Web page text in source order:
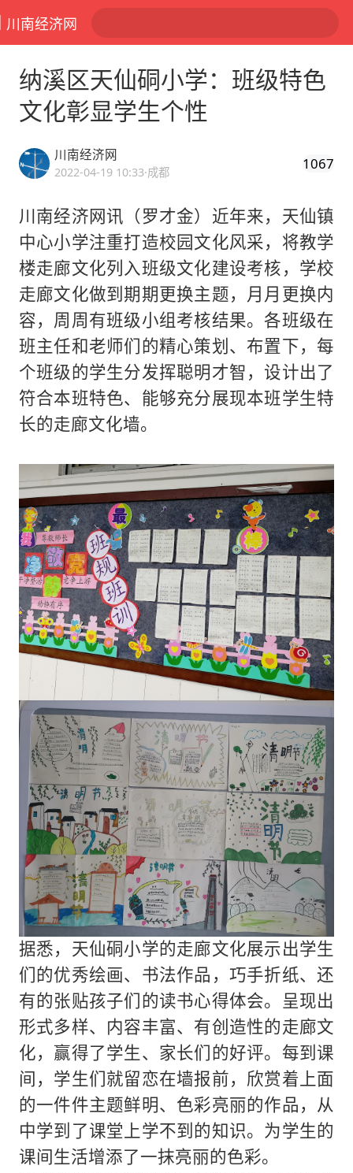
川南经济网
纳溪区天仙硐小学：班级特色
文化彰显学生个性
川南经济网
2022-04-19 10:33·成都 1067
川南经济网讯（罗才金） 近年来，天仙镇
中心小学注重打造校园文化风采，将教学
楼走廊文化列入班级文化建设考核，学校
走廊文化做到期期更换主题，月月更换内
容，周周有班级小组考核结果。各班级在
班主任和老师们的精心策划、布置下，每
个班级的学生分发挥聪明才智，设计出了
符合本班特色、能够充分展现本班学生特
长的走廊文化墙。
据悉，天仙硐小学的走廊文化展示出学生
们的优秀绘画、书法作品，巧手折纸、还
有的张贴孩子们的读书心得体会。呈现出
形式多样、内容丰富、有创造性的走廊文
化，赢得了学生、家长们的好评。每到课
间，学生们就留恋在墙报前，欣赏着上面
的一件件主题鲜明、色彩亮丽的作品，从
中学到了课堂上学不到的知识。为学生的
课间生活增添了一抹亮丽的色彩。